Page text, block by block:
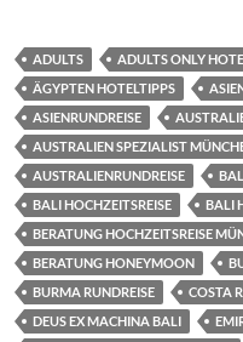
ADULTS ADULTS ONLY
ÄGYPTEN HOTELTIPPS
ASIENRUNDREISE
AUSTRALIEN SPEZIALIST
AUSTRALIENRUNDREISE
BALI HOCHZEITSREISE
BALI
BERATUNG HOCHZEITSREISE
BERATUNG HONEYMOON
BURMA RUNDREISE
COSTA
DEUS EX MACHINA BALI